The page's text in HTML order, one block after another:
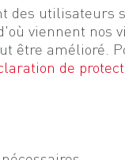
des utilisateurs
viennent nos
être amélioré.
de